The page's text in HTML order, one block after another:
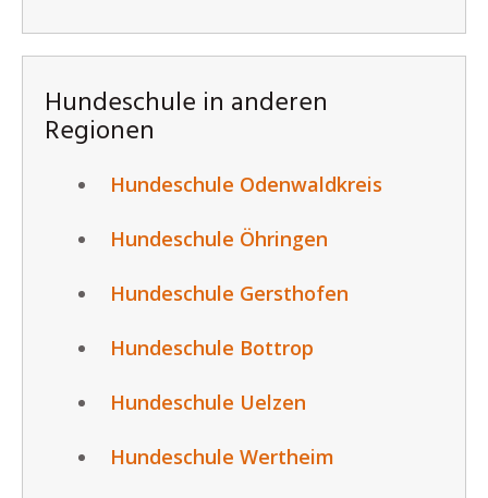
Hundeschule in anderen
Regionen
Hundeschule Odenwaldkreis
Hundeschule Öhringen
Hundeschule Gersthofen
Hundeschule Bottrop
Hundeschule Uelzen
Hundeschule Wertheim